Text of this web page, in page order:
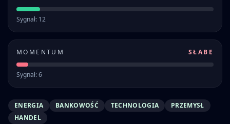
Sygnał: 12
MOMENTUM SŁABE
Sygnał: 6
ENERGIA BANKOWOŚĆ TECHNOLOGIA
PRZEMYSŁ
HANDEL